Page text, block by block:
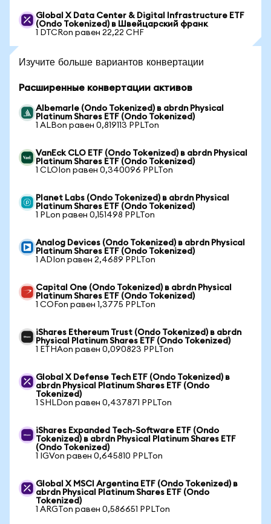
Global X Data Center & Digital Infrastructure ETF
(Ondo Tokenized) в Швейцарский франк
1 DTCRon равен 22,22 CHF
Изучите больше вариантов конвертации
Расширенные конвертации активов
Albemarle (Ondo Tokenized) в abrdn Physical
Platinum Shares ETF (Ondo Tokenized)
1 ALBon равен 0,819113 PPLTon
VanEck CLO ETF (Ondo Tokenized) в abrdn Physical
Platinum Shares ETF (Ondo Tokenized)
1 CLOIon равен 0,340096 PPLTon
Planet Labs (Ondo Tokenized) в abrdn Physical
Platinum Shares ETF (Ondo Tokenized)
1 PLon равен 0,151498 PPLTon
Analog Devices (Ondo Tokenized) в abrdn Physical
Platinum Shares ETF (Ondo Tokenized)
1 ADIon равен 2,4689 PPLTon
Capital One (Ondo Tokenized) в abrdn Physical
Platinum Shares ETF (Ondo Tokenized)
1 COFon равен 1,3775 PPLTon
iShares Ethereum Trust (Ondo Tokenized) в abrdn
Physical Platinum Shares ETF (Ondo Tokenized)
1 ETHAon равен 0,090823 PPLTon
Global X Defense Tech ETF (Ondo Tokenized) в
abrdn Physical Platinum Shares ETF (Ondo
Tokenized)
1 SHLDon равен 0,437871 PPLTon
iShares Expanded Tech-Software ETF (Ondo
Tokenized) в abrdn Physical Platinum Shares ETF
(Ondo Tokenized)
1 IGVon равен 0,645810 PPLTon
Global X MSCI Argentina ETF (Ondo Tokenized) в
abrdn Physical Platinum Shares ETF (Ondo
Tokenized)
1 ARGTon равен 0,586651 PPLTon